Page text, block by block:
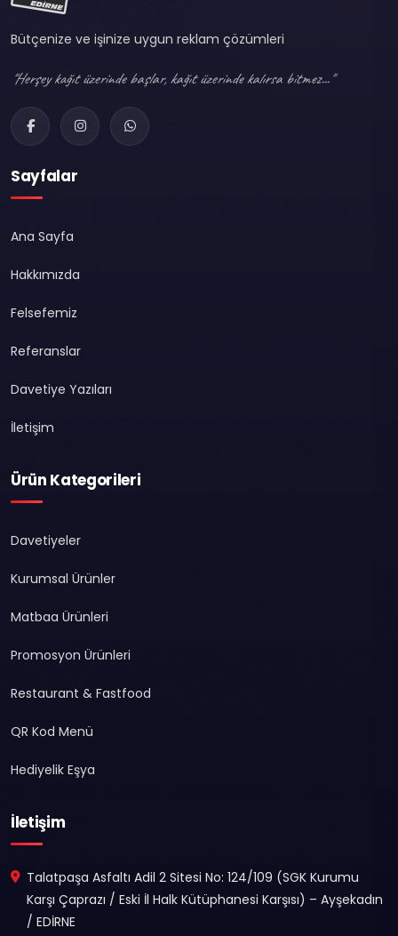
Bütçenize ve işinize uygun reklam çözümleri
"Herşey kağıt üzerinde başlar, kağıt üzerinde kalırsa bitmez..."
Sayfalar
Ana Sayfa
Hakkımızda
Felsefemiz
Referanslar
Davetiye Yazıları
İletişim
Ürün Kategorileri
Davetiyeler
Kurumsal Ürünler
Matbaa Ürünleri
Promosyon Ürünleri
Restaurant & Fastfood
QR Kod Menü
Hediyelik Eşya
İletişim
Talatpaşa Asfaltı Adil 2 Sitesi No: 124/109 (SGK Kurumu
Karşı Çaprazı / Eski İl Halk Kütüphanesi Karşısı) – Ayşekadın
/ EDİRNE